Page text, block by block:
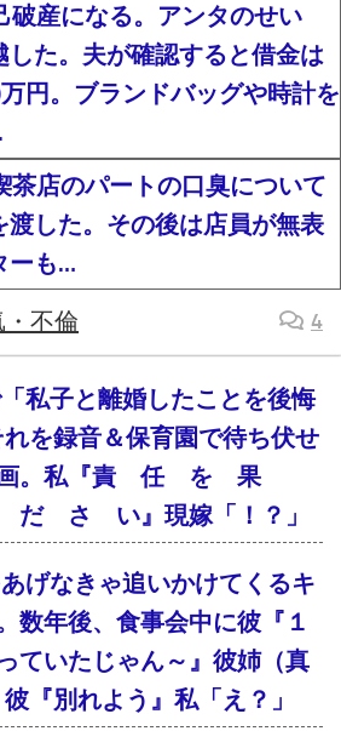
破産になる。アンタのせい
した。夫が確認すると借金は
円。ブランドバッグや時計を
茶店のパートの口臭について
渡した。その後は店員が無表
ーも…
不倫 4
私子と離婚したことを後悔
を録音＆保育園で待ち伏せ
画。私『責 任 を 果
さ い』現嫁「！？」
げなきゃ追いかけてくるキ
数年後、食事会中に彼『１
ていたじゃん～』彼姉（真
『別れよう』私「え？」